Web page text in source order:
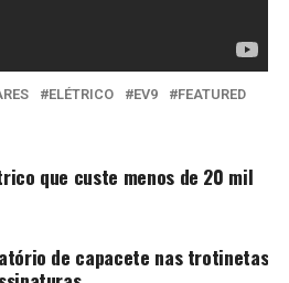
ELÉTRICO EV9
FEATURED
que custe menos de 20 mil
de capacete nas trotinetas